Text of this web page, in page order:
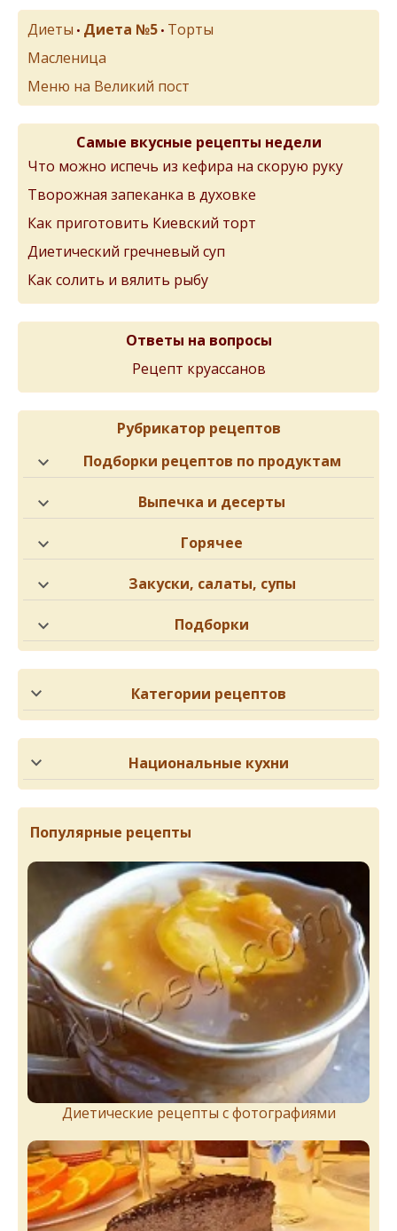
Диеты • Диета №5 • Торты
Масленица
Меню на Великий пост
Самые вкусные рецепты недели
Что можно испечь из кефира на скорую руку
Творожная запеканка в духовке
Как приготовить Киевский торт
Диетический гречневый суп
Как солить и вялить рыбу
Ответы на вопросы
Рецепт круассанов
Рубрикатор рецептов
Подборки рецептов по продуктам
Выпечка и десерты
Горячее
Закуски, салаты, супы
Подборки
Категории рецептов
Национальные кухни
Популярные рецепты
Диетические рецепты с фотографиями